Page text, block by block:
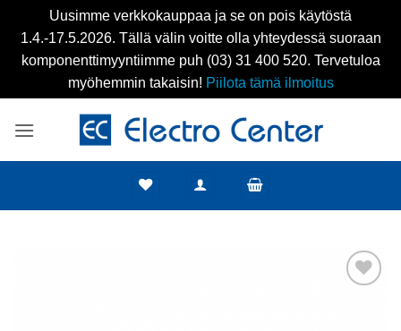
Uusimme verkkokauppaa ja se on pois käytöstä
1.4.-17.5.2026. Tällä välin voitte olla yhteydessä suoraan
komponenttimyyntiimme puh (03) 31 400 520. Tervetuloa
myöhemmin takaisin! Piilota tämä ilmoitus